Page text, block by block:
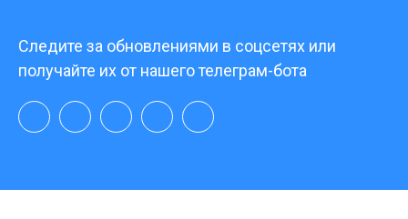
Следите за обновлениями в соцсетях или
получайте их от нашего телеграм-бота